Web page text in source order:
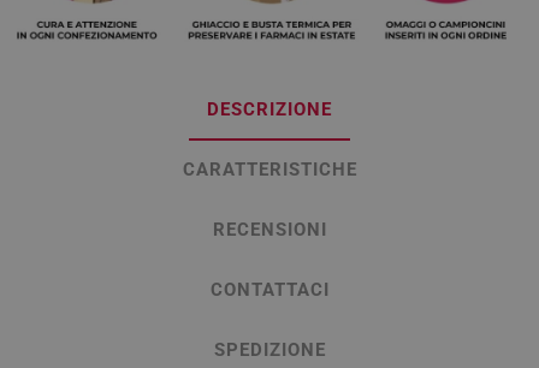
DESCRIZIONE
CARATTERISTICHE
RECENSIONI
CONTATTACI
SPEDIZIONE